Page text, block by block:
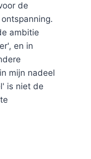
de
ambitie
en in
mijn nadeel
is niet de